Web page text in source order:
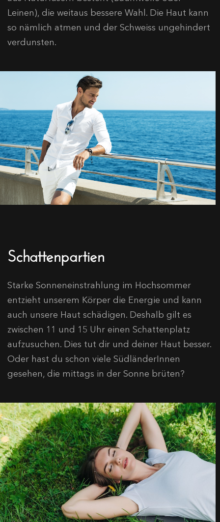
Leinen), die weitaus bessere Wahl. Die Haut kann
so nämlich atmen und der Schweiss ungehindert
verdunsten.
Schattenpartien
Starke Sonneneinstrahlung im Hochsommer
entzieht unserem Körper die Energie und kann
auch unsere Haut schädigen. Deshalb gilt es
zwischen 11 und 15 Uhr einen Schattenplatz
aufzusuchen. Dies tut dir und deiner Haut besser.
Oder hast du schon viele SüdländerInnen
gesehen, die mittags in der Sonne brüten?